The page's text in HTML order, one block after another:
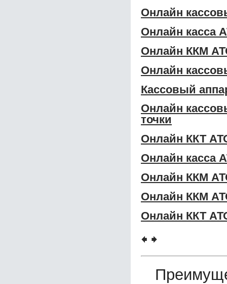
Онлайн
Онлайн касса
Онлайн ККМ
Онлайн
Кассовый
Онлайн
точки
Онлайн ККТ
Онлайн касса
Онлайн ККМ
Онлайн ККМ
Онлайн ККТ
🠸 🠺